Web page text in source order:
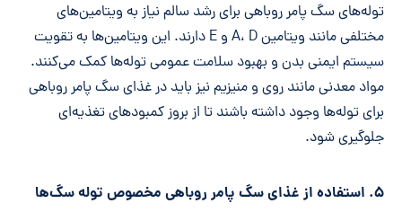
توله‌های سگ پامر روباهی برای رشد سالم نیاز به ویتامین‌های
مختلفی مانند ویتامین A، D و E دارند. این ویتامین‌ها به تقویت
سیستم ایمنی بدن و بهبود سلامت عمومی توله‌ها کمک می‌کنند.
مواد معدنی مانند روی و منیزیم نیز باید در غذای سگ پامر روباهی
برای توله‌ها وجود داشته باشند تا از بروز کمبودهای تغذیه‌ای
جلوگیری شود.
۵. استفاده از غذای سگ پامر روباهی مخصوص توله سگ‌ها